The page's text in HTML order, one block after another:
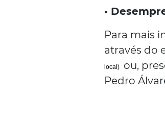
•
Para mais
através do
local)
ou,
Pedro